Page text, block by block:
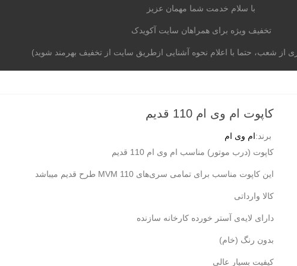
موتوری برند خودرو آکومگ لیست شعب تماس با ما
کاپوت ام وی ام 110 قدیم
برند:ام وی ام
کاپوت (درب موتور) مناسب ام وی ام 110 قدیم
این کاپوت مناسب برای تمامی سری‌های MVM 110 طرح قدیم میباشد
کالا وارداتی
دارای لایه‌ی آستر خورده کارخانه سازنده
بدون رنگ (خام)
کیفیت بسیار عالی
با سلام خدمت شما مهمان عزیز
تخفیف ویژه برای همراهان سایت آکویدک
شعب، حتما با اعلام نحوه آشنایی ازطریق سایت از تخفیف بهرمند شوید)